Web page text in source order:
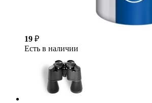
19 ₽
Есть в наличии